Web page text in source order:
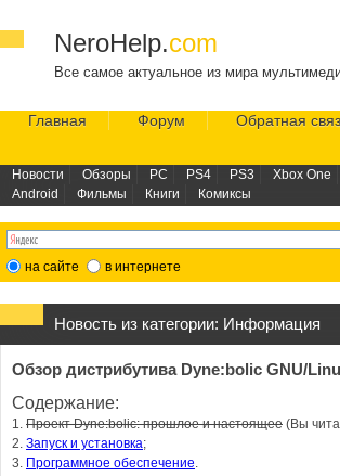
NeroHelp.com
Все самое актуальное из мира
Главная Форум Обратная
Новости Обзоры PC PS4 PS3 Xbox One
Android
Фильмы Книги Комиксы
на сайте в интернете
Новость из категории: Информация
Обзор дистрибутива Dyne:bolic GNU/
Содержание:
1. Проект Dyne:bolic: прошлое и настоящее (Вы
2. Запуск и установка;
3. Программное обеспечение.